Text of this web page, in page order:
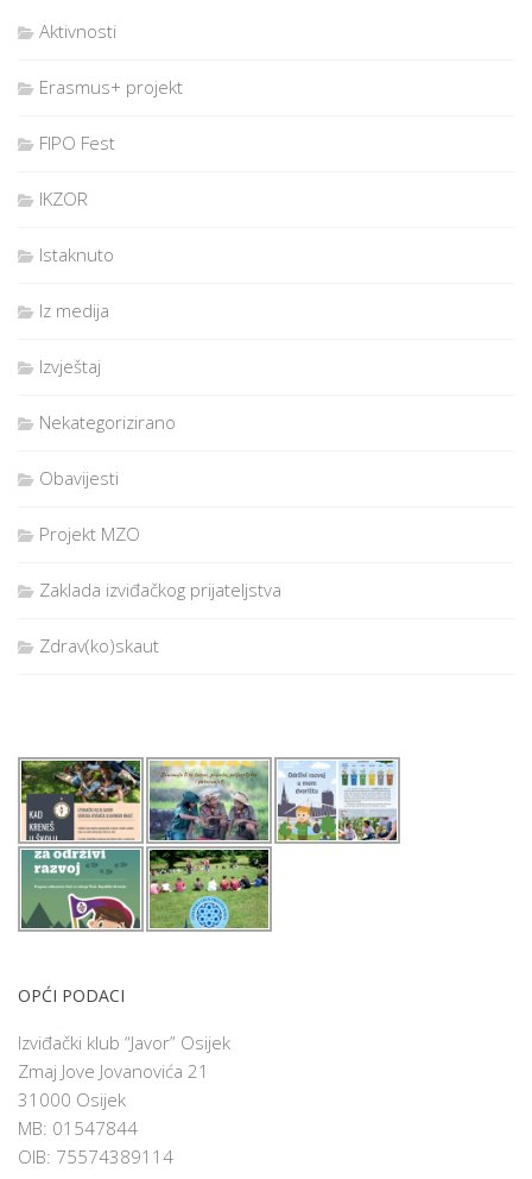
Aktivnosti
Erasmus+ projekt
FIPO Fest
IKZOR
Istaknuto
Iz medija
Izvještaj
Nekategorizirano
Obavijesti
Projekt MZO
Zaklada izviđačkog prijateljstva
Zdrav(ko)skaut
OPĆI PODACI
Izviđački klub “Javor” Osijek
Zmaj Jove Jovanovića 21
31000 Osijek
MB: 01547844
OIB: 75574389114